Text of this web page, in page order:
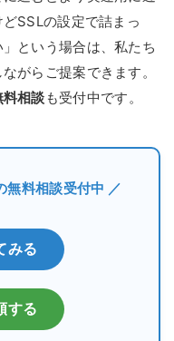
SSLの設定で詰まっ
という場合は、私たち
がらご提案できます。
相談 も受付中です。
無料相談受付中 ／
みる
する